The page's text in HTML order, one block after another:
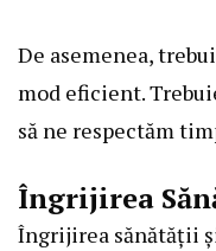
De asemenea,
mod eficient.
să ne respectăm
Îngrijirea
Îngrijirea sănătății